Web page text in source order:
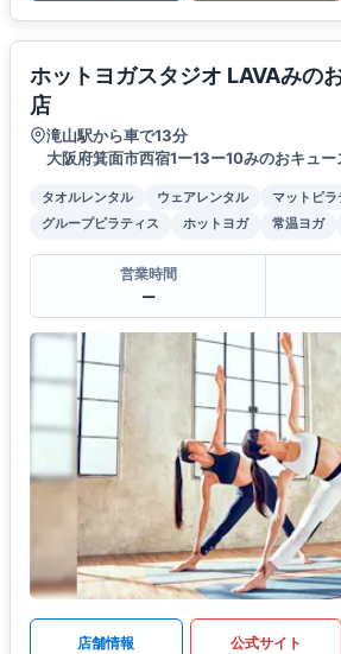
ホットヨガスタジオ LAVAみの
店
滝山駅から車で13分
大阪府箕面市西宿1ー13ー10みのおキュ
タオルレンタル ウェアレンタル
マットピラ
グループピラティス
ホットヨガ 常温ヨガ
営業時間
ー
店舗情報 公式サイト